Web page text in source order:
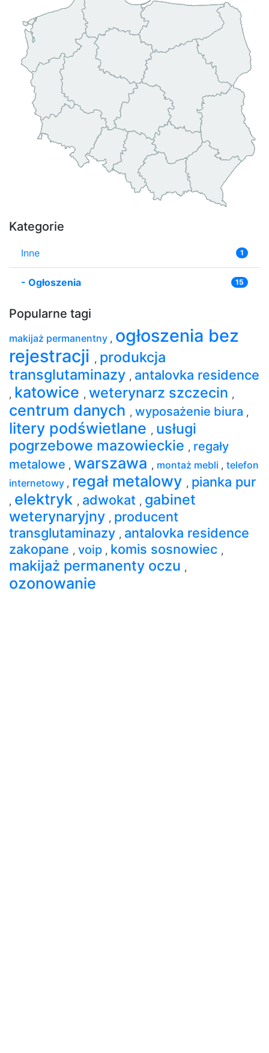
Kategorie
Inne 1
- Ogłoszenia 15
Popularne tagi
makijaż permanentny , ogłoszenia bez
rejestracji , produkcja
transglutaminazy , antalovka residence
, katowice , weterynarz szczecin ,
centrum danych , wyposażenie biura ,
litery podświetlane , usługi
pogrzebowe mazowieckie , regały
metalowe , warszawa , montaż mebli , telefon
internetowy , regał metalowy , pianka pur
, elektryk , adwokat , gabinet
weterynaryjny , producent
transglutaminazy , antalovka residence
zakopane , voip , komis sosnowiec ,
makijaż permanenty oczu ,
ozonowanie